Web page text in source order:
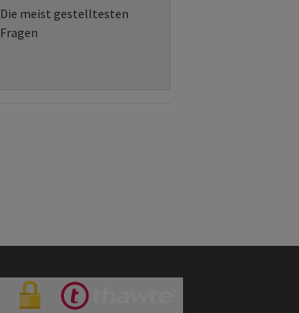
Die meist gestelltesten
Fragen